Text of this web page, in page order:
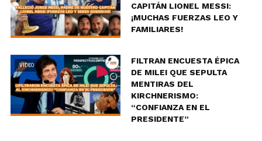
CAPITÁN LIONEL MESSI:
¡MUCHAS FUERZAS LEO Y
FAMILIARES!
VIDEO
FILTRAN ENCUESTA ÉPICA
DE MILEI QUE SEPULTA
MENTIRAS DEL
KIRCHNERISMO:
“CONFIANZA EN EL
PRESIDENTE”